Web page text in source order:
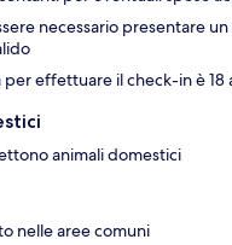
necessario presentare
per effettuare il check-in è 18
animali domestici
nelle aree comuni